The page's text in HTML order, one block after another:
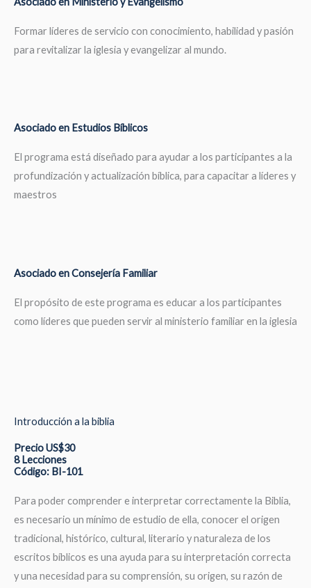
Formar líderes de servicio con conocimiento, habilidad y pasión
para revitalizar la iglesia y evangelizar al mundo.
Asociado en Estudios Bíblicos
El programa está diseñado para ayudar a los participantes a la
profundización y actualización bíblica, para capacitar a líderes y
maestros
Asociado en Consejería Familiar
El propósito de este programa es educar a los participantes
como líderes que pueden servir al ministerio familiar en la iglesia
Introducción a la biblia
Precio US$30
8 Lecciones
Código: BI-101
Para poder comprender e interpretar correctamente la Biblia,
es necesario un mínimo de estudio de ella, conocer el origen
tradicional, histórico, cultural, literario y naturaleza de los
escritos bíblicos es una ayuda para su interpretación correcta
y una necesidad para su comprensión, su origen, su razón de